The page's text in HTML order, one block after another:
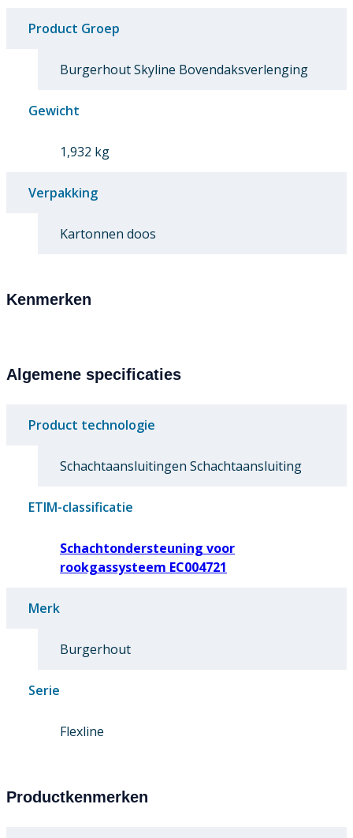
Product Groep
Burgerhout Skyline Bovendaksverlenging
Gewicht
1,932 kg
Verpakking
Kartonnen doos
Kenmerken
Algemene specificaties
Product technologie
Schachtaansluitingen Schachtaansluiting
ETIM-classificatie
Schachtondersteuning voor
rookgassysteem EC004721
Merk
Burgerhout
Serie
Flexline
Productkenmerken